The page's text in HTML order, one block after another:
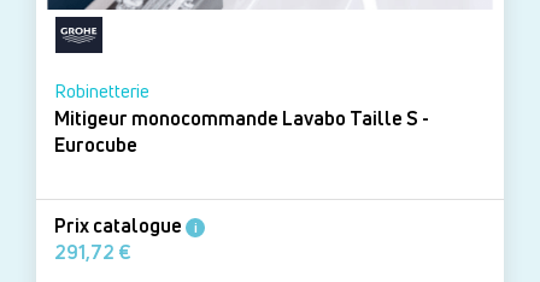
Robinetterie
Mitigeur monocommande Lavabo Taille S -
Eurocube
Prix catalogue i
291,72 €